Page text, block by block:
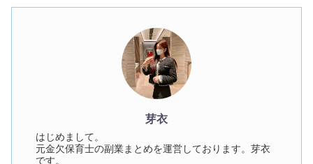
芽衣
はじめまして。
元金欠保育士の副業まとめを運営しております。芽衣
です。